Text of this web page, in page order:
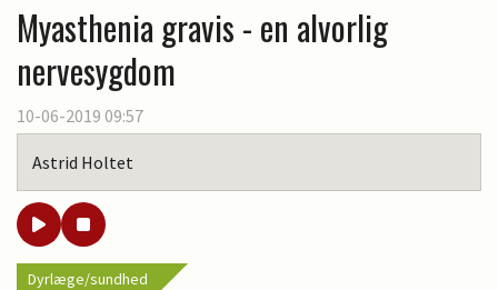
Myasthenia gravis - en alvorlig
nervesygdom
10-06-2019 09:57
Astrid Holtet
Dyrlæge/sundhed